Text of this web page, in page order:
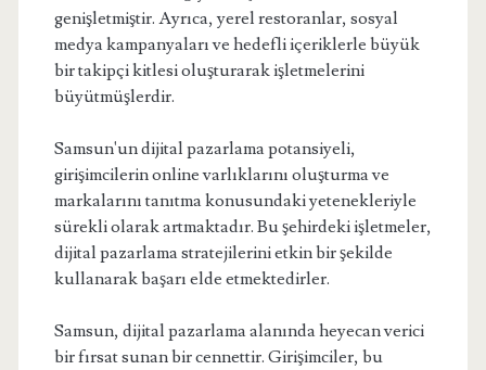
genişletmiştir. Ayrıca, yerel restoranlar, sosyal
medya kampanyaları ve hedefli içeriklerle büyük
bir takipçi kitlesi oluşturarak işletmelerini
büyütmüşlerdir.
Samsun'un dijital pazarlama potansiyeli,
girişimcilerin online varlıklarını oluşturma ve
markalarını tanıtma konusundaki yetenekleriyle
sürekli olarak artmaktadır. Bu şehirdeki işletmeler,
dijital pazarlama stratejilerini etkin bir şekilde
kullanarak başarı elde etmektedirler.
Samsun, dijital pazarlama alanında heyecan verici
bir fırsat sunan bir cennettir. Girişimciler, bu